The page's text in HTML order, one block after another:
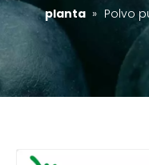
planta » Polvo